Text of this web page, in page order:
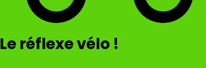
Le réflexe vélo !